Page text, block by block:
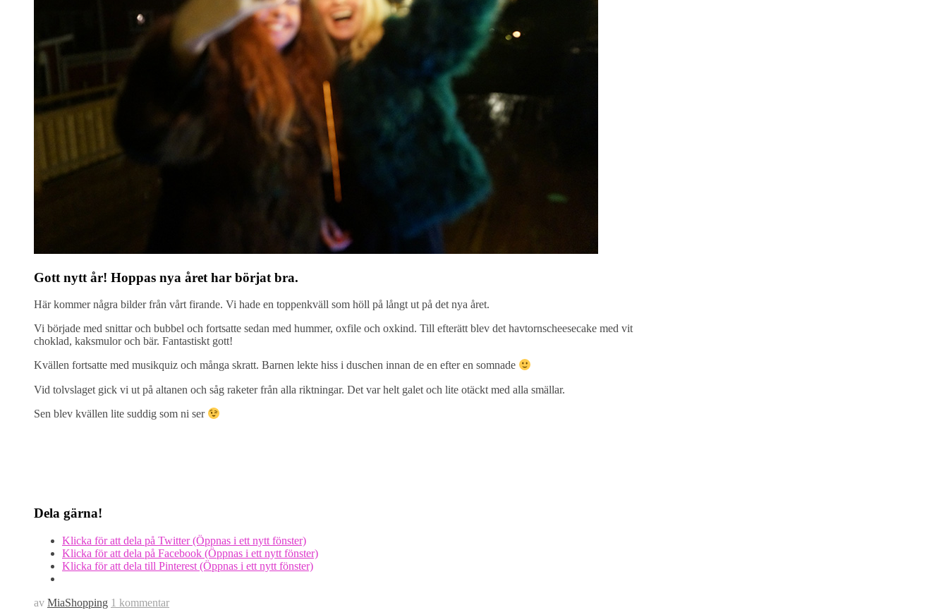
Gott nytt år! Hoppas nya året har börjat bra.
Här kommer några bilder från vårt firande. Vi hade en toppenkväll som höll på långt ut på det nya året.
Vi började med snittar och bubbel och fortsatte sedan med hummer, oxfile och oxkind. Till efterätt blev det havtornscheesecake med vit
choklad, kaksmulor och bär. Fantastiskt gott!
Kvällen fortsatte med musikquiz och många skratt. Barnen lekte hiss i duschen innan de en efter en somnade
Vid tolvslaget gick vi ut på altanen och såg raketer från alla riktningar. Det var helt galet och lite otäckt med alla smällar.
Sen blev kvällen lite suddig som ni ser
Dela gärna!
Klicka för att dela på Twitter (Öppnas i ett nytt fönster)
Klicka för att dela på Facebook (Öppnas i ett nytt fönster)
Klicka för att dela till Pinterest (Öppnas i ett nytt fönster)
av MiaShopping 1 kommentar